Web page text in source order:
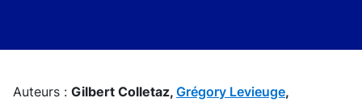
Auteurs : Gilbert Colletaz, Grégory Levieuge,